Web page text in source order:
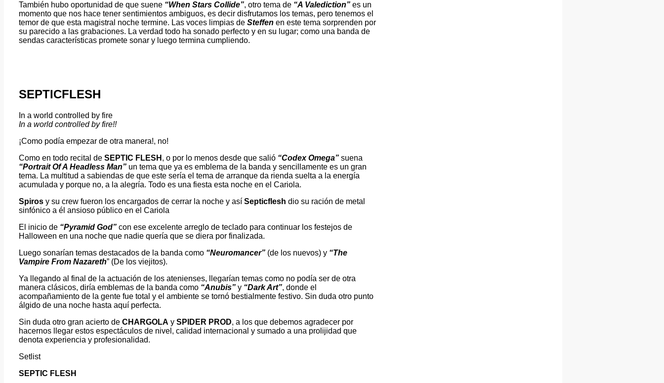
También hubo oportunidad de que suene “When Stars Collide”, otro tema de “A Valediction” es un
momento que nos hace tener sentimientos ambiguos, es decir disfrutamos los temas, pero tenemos el
temor de que esta magistral noche termine. Las voces limpias de Steffen en este tema sorprenden por
su parecido a las grabaciones. La verdad todo ha sonado perfecto y en su lugar; como una banda de
sendas características promete sonar y luego termina cumpliendo.
SEPTICFLESH
In a world controlled by fire
In a world controlled by fire!!
¡Como podía empezar de otra manera!, no!
Como en todo recital de SEPTIC FLESH , o por lo menos desde que salió “Codex Omega” suena
“Portrait Of A Headless Man” un tema que ya es emblema de la banda y sencillamente es un gran
tema. La multitud a sabiendas de que este sería el tema de arranque da rienda suelta a la energía
acumulada y porque no, a la alegría. Todo es una fiesta esta noche en el Cariola.
Spiros y su crew fueron los encargados de cerrar la noche y así Septicflesh dio su ración de metal
sinfónico a él ansioso público en el Cariola
El inicio de “Pyramid God” con ese excelente arreglo de teclado para continuar los festejos de
Halloween en una noche que nadie quería que se diera por finalizada.
Luego sonarían temas destacados de la banda como “Neuromancer” (de los nuevos) y “The
Vampire From Nazareth” (De los viejitos).
Ya llegando al final de la actuación de los atenienses, llegarían temas como no podía ser de otra
manera clásicos, diría emblemas de la banda como “Anubis” y “Dark Art”, donde el
acompañamiento de la gente fue total y el ambiente se tornó bestialmente festivo. Sin duda otro punto
álgido de una noche hasta aquí perfecta.
Sin duda otro gran acierto de CHARGOLA y SPIDER PROD, a los que debemos agradecer por
hacernos llegar estos espectáculos de nivel, calidad internacional y sumado a una prolijidad que
denota experiencia y profesionalidad.
Setlist
SEPTIC FLESH